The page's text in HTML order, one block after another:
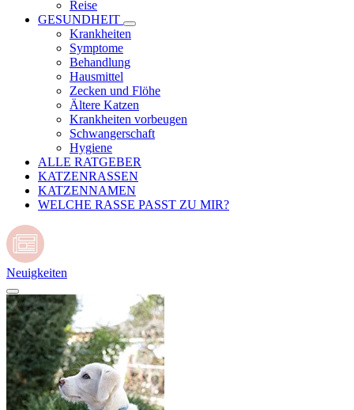
Reise
GESUNDHEIT
Krankheiten
Symptome
Behandlung
Hausmittel
Zecken und Flöhe
Ältere Katzen
Krankheiten vorbeugen
Schwangerschaft
Hygiene
ALLE RATGEBER
KATZENRASSEN
KATZENNAMEN
WELCHE RASSE PASST ZU MIR?
Neuigkeiten